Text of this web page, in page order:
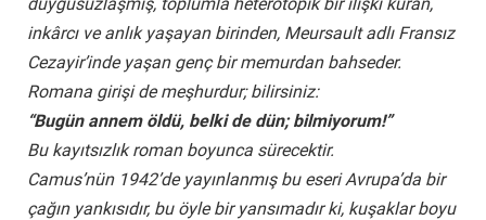
inkârcı ve anlık yaşayan birinden, Meursault adlı Fransız
Cezayir’inde yaşan genç bir memurdan bahseder.
Romana girişi de meşhurdur; bilirsiniz:
“Bugün annem öldü, belki de dün; bilmiyorum!”
Bu kayıtsızlık roman boyunca sürecektir.
Camus’nün 1942’de yayınlanmış bu eseri Avrupa’da bir
çağın yankısıdır, bu öyle bir yansımadır ki, kuşaklar boyu